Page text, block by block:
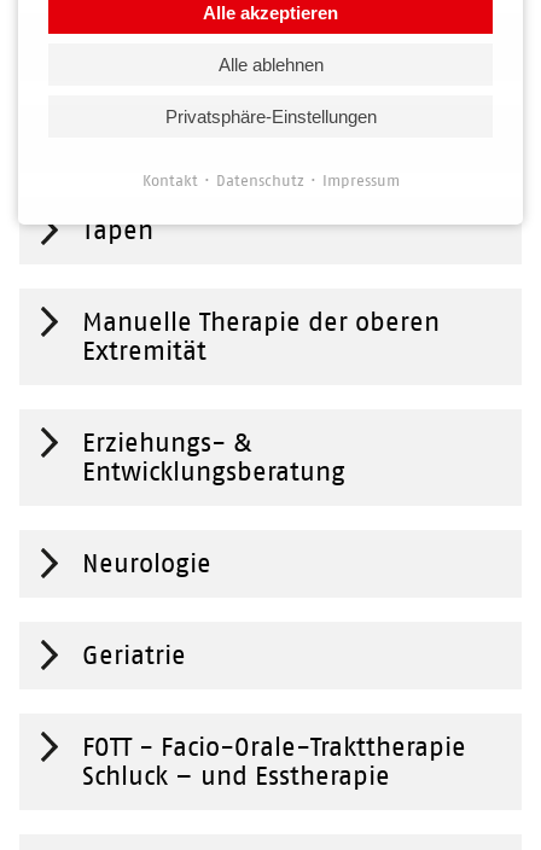
Tapen
Manuelle Therapie der oberen
Extremität
Erziehungs- &
Entwicklungsberatung
Neurologie
Geriatrie
FOTT - Facio-Orale-Trakttherapie
Schluck – und Esstherapie
Alle akzeptieren
Alle ablehnen
Privatsphäre-Einstellungen
Kontakt Datenschutz Impressum